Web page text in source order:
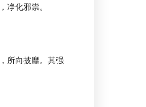
化邪祟。
所向披靡。其强